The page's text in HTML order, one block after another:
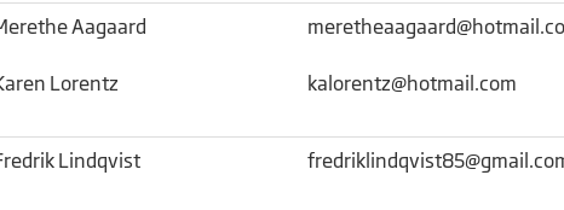
Aagaard
Lorentz kalorentz@hotmail.com
Lindqvist